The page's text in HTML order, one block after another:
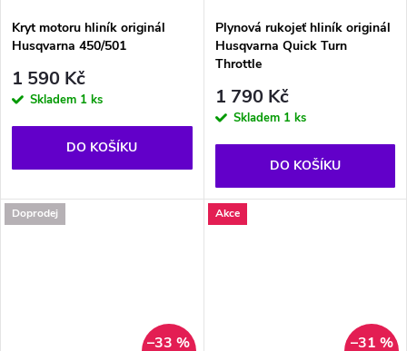
Kryt motoru hliník originál
Husqvarna 450/501
1 590 Kč
Skladem 1 ks
DO KOŠÍKU
Plynová rukojeť hliník originál
Husqvarna Quick Turn
Throttle
1 790 Kč
Skladem 1 ks
DO KOŠÍKU
Doprodej
–33 %
Akce
–31 %